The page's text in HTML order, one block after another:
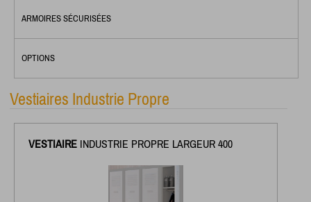
ARMOIRES SÉCURISÉES
OPTIONS
Vestiaires Industrie Propre
VESTIAIRE INDUSTRIE PROPRE LARGEUR 400